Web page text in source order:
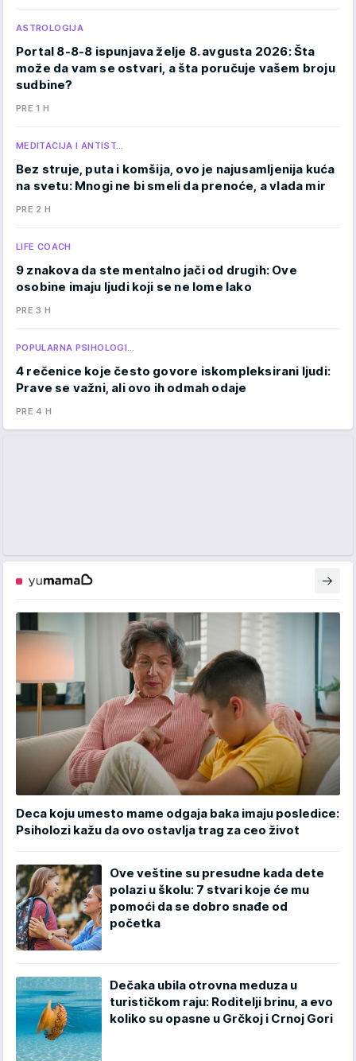
ASTROLOGIJA
Portal 8-8-8 ispunjava želje 8. avgusta 2026: Šta
može da vam se ostvari, a šta poručuje vašem broju
sudbine?
PRE 1 H
MEDITACIJA I ANTIST…
Bez struje, puta i komšija, ovo je najusamljenija kuća
na svetu: Mnogi ne bi smeli da prenoće, a vlada mir
PRE 2 H
LIFE COACH
9 znakova da ste mentalno jači od drugih: Ove
osobine imaju ljudi koji se ne lome lako
PRE 3 H
POPULARNA PSIHOLOGI…
4 rečenice koje često govore iskompleksirani ljudi:
Prave se važni, ali ovo ih odmah odaje
PRE 4 H
Deca koju umesto mame odgaja baka imaju posledice:
Psiholozi kažu da ovo ostavlja trag za ceo život
Ove veštine su presudne kada dete
polazi u školu: 7 stvari koje će mu
pomoći da se dobro snađe od
početka
Dečaka ubila otrovna meduza u
turističkom raju: Roditelji brinu, a evo
koliko su opasne u Grčkoj i Crnoj Gori